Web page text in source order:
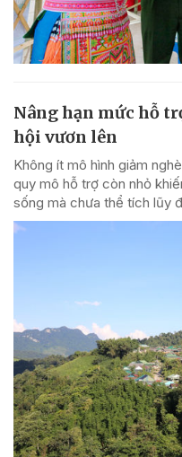
Nâng hạn mức hỗ
hội vươn lên
Không ít mô hình giảm
quy mô hỗ trợ còn nhỏ
sống mà chưa thể tích lũy